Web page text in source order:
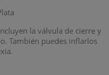
la válvula de cierre y
También puedes inflarlos